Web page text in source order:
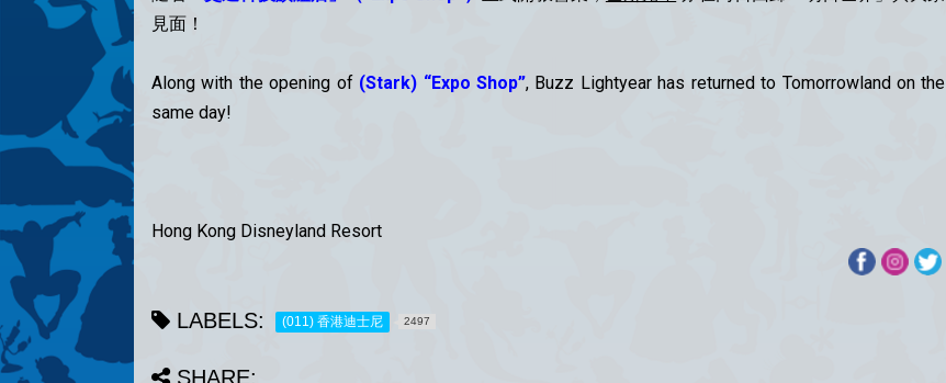
見面！
Along with the opening of (Stark) “Expo Shop”, Buzz Lightyear has returned to Tomorrowland on the
same day!
Hong Kong Disneyland Resort
LABELS: (011) 香港迪士尼 2497
SHARE: